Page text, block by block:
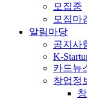
모집중
모집마
알림마당
공지사
K-
카드뉴
창업정